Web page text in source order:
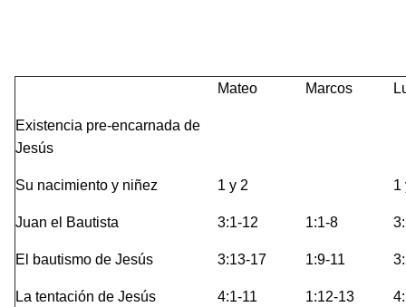
Mateo Marcos
Existencia pre-encarnada de
Jesús
Su nacimiento y niñez 1 y 2 1
Juan el Bautista 3:1-12 1:1-8
El bautismo de Jesús 3:13-17 1:9-11
La tentación de Jesús 4:1-11 1:12-13